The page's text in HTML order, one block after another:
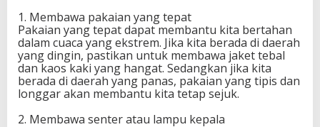
n
g
B
e
r
g
u
a
1. Membawa pakaian yang tepat
Pakaian yang tepat dapat membantu kita bertahan
dalam cuaca yang ekstrem. Jika kita berada di daerah
yang dingin, pastikan untuk membawa jaket tebal
dan kaos kaki yang hangat. Sedangkan jika kita
berada di daerah yang panas, pakaian yang tipis dan
longgar akan membantu kita tetap sejuk.
2. Membawa senter atau lampu kepala